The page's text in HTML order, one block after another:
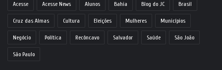
Acesse Acesse News Alunos Bahia Blog do JC Brasil
Cruz das Almas Cultura Eleições Mulheres Municípios
Negócio Política Recôncavo Salvador Saúde São João
São Paulo